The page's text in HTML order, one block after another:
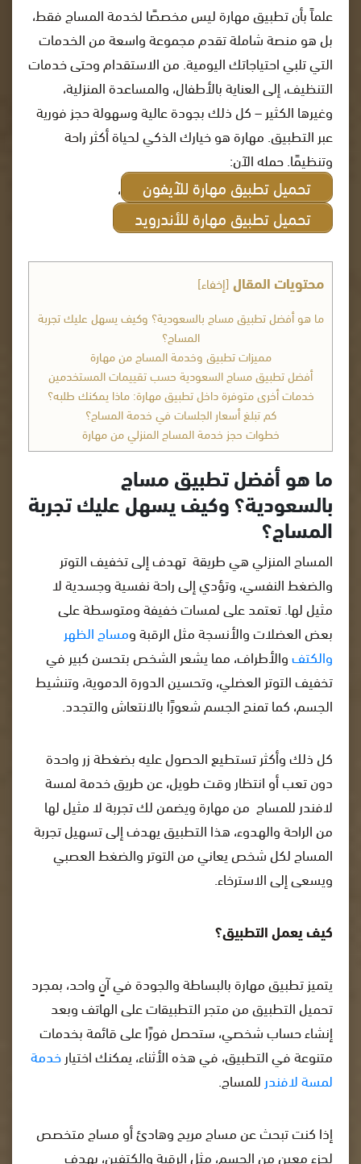
علماً بأن تطبيق مهارة ليس مخصصًا لخدمة المساج فقط،
بل هو منصة شاملة تقدم مجموعة واسعة من الخدمات
التي تلبي احتياجاتك اليومية. من الاستقدام وحتى خدمات
التنظيف، إلى العناية بالأطفال، والمساعدة المنزلية،
وغيرها الكثير – كل ذلك بجودة عالية وسهولة حجز فورية
عبر التطبيق. مهارة هو خيارك الذكي لحياة أكثر راحة
وتنظيمًا. حمله الآن:
تحميل تطبيق مهارة للآيفون ،
تحميل تطبيق مهارة للأندرويد
محتويات المقال[إخفاء]
ما هو أفضل تطبيق مساج بالسعودية؟ وكيف يسهل عليك تجربة
المساج؟
مميزات تطبيق وخدمة المساج من مهارة
أفضل تطبيق مساج السعودية حسب تقييمات المستخدمين
خدمات أخرى متوفرة داخل تطبيق مهارة: ماذا يمكنك طلبه؟
كم تبلغ أسعار الجلسات في خدمة المساج؟
خطوات حجز خدمة المساج المنزلي من مهارة
ما هو أفضل تطبيق مساج
بالسعودية؟ وكيف يسهل عليك تجربة
المساج؟
المساج المنزلي هي طريقة تهدف إلى تخفيف التوتر
والضغط النفسي، وتؤدي إلى راحة نفسية وجسدية لا
مثيل لها. تعتمد على لمسات خفيفة ومتوسطة على
بعض العضلات والأنسجة مثل الرقبة ومساج الظهر
والكتفوالأطراف، مما يشعر الشخص بتحسن كبير في
تخفيف التوتر العضلي، وتحسين الدورة الدموية، وتنشيط
الجسم، كما تمنح الجسم شعورًا بالانتعاش والتجدد.
كل ذلك وأكثر تستطيع الحصول عليه بضغطة زر واحدة
دون تعب أو انتظار وقت طويل، عن طريق خدمة لمسة
لافندر للمساج من مهارة ويضمن لك تجربة لا مثيل لها
من الراحة والهدوء، هذا التطبيق يهدف إلى تسهيل تجربة
المساج لكل شخص يعاني من التوتر والضغط العصبي
ويسعى إلى الاسترخاء.
كيف يعمل التطبيق؟
يتميز تطبيق مهارة بالبساطة والجودة في آنٍ واحد، بمجرد
تحميل التطبيق من متجر التطبيقات على الهاتف وبعد
إنشاء حساب شخصي، ستحصل فورًا على قائمة بخدمات
متنوعة في التطبيق، في هذه الأثناء، يمكنك اختيارخدمة
لمسة لافندر للمساج.
إذا كنت تبحث عن مساج مريح وهادئ أو مساج متخصص
لجزء معين من الجسم، مثل الرقبة والكتفين، بهدف